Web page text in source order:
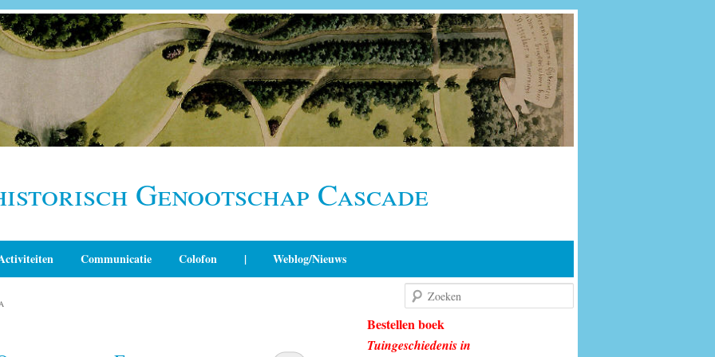
Genootschap Cascade
Communicatie Colofon | Weblog/Nieuws
Bestellen boek
Tuingeschiedenis in